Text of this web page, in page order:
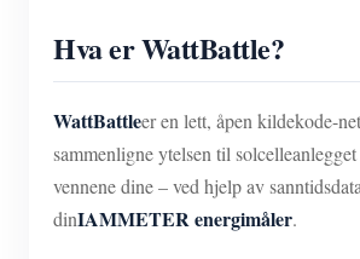
Hva er WattBattle?
WattBattleer en lett, åpen kildekode-
sammenligne ytelsen til
vennene dine – ved hjelp av
dinIAMMETER energimåler.